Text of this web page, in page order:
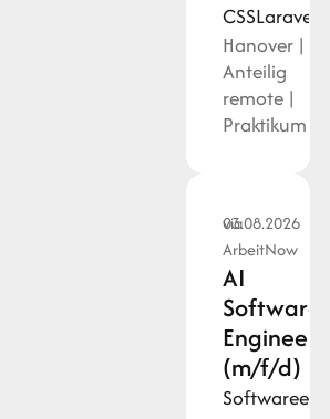
CSSLaravel
Hanover |
Anteilig
remote |
Praktikum
via
ArbeitNow
AI
Software
Engineer
(m/f/d)
03.08.2026